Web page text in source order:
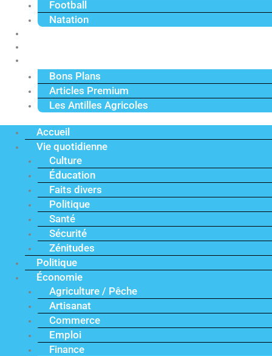
Football
Natation
Bons Plans
Articles Premium
Les Antilles Agricoles
Accueil
Vie quotidienne
Culture
Éducation
Faits divers
Politique
Santé
Sécurité
Zénitudes
Politique
Économie
Agriculture / Pêche
Artisanat
Commerce
Emploi
Finance